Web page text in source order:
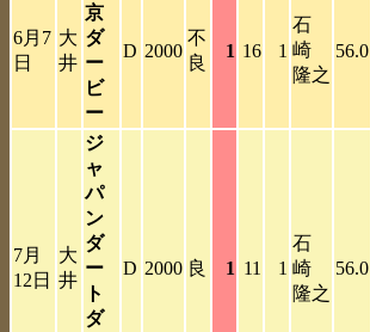
6月7
日
大
井
京
ダ
ー
ビ
ー
D 2000
不
良
1 16 1
石
崎
隆之
56.0
7月
12日
大
井
ジ
ャ
パ
ン
ダ
ー
ト
ダ
D 2000 良 1 11 1
石
崎
隆之
56.0